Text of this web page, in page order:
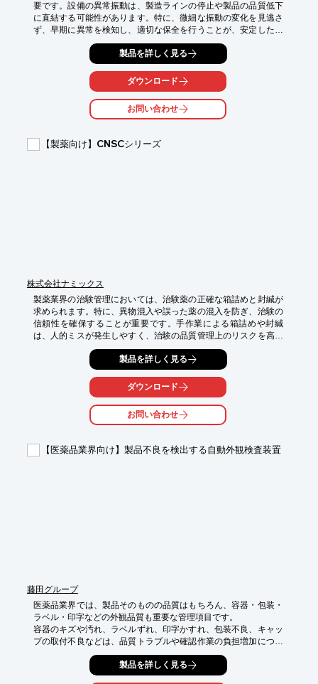
要です。設備の異常振動は、製造ラインの停止や製品の品質低下
に直結する可能性があります。特に、微細な振動の変化を見逃さ
ず、早期に異常を検知し、適切な保全を行うことが、安定した生
産と高い品質を維持するために不可欠です。当社のポータブル振
動計MD-330は、振動状態を数値で可視化し、誰でも同じ基準で
設備診断を行うことを可能にします。
【活用シーン】
・製造ラインの設備点検
・品質管理のための振動モニタリング
・点検品質の標準化
製品を詳しく見る
ダウンロード
お問い合わせ
【製薬向け】CNSCシリーズ
株式会社ナミックス
製薬業界の治験管理においては、治験薬の正確な箱詰めと封緘が
求められます。特に、異物混入や誤った薬の混入を防ぎ、治験の
信頼性を確保することが重要です。手作業による箱詰めや封緘
は、人的ミスが発生しやすく、治験の品質管理上のリスクを高め
る可能性があります。ナミックスカートナー『CNSCシリーズ』
は、オペレーターが製品やカートンを供給するだけで、「箱起こ
し」「封緘」「排出」を自動で行います。
【活用シーン】
・治験薬の箱詰め工程
・品質管理部門での省力化
【導入の効果】
製品を詳しく見る
ダウンロード
お問い合わせ
【医薬品業界向け】製品不良を検出する自動外観検査装置
藤田グループ
医薬品業界では、製品そのものの品質はもちろん、容器・包装・
ラベル・印字などの外観品質も重要な管理項目です。
容器のキズや汚れ、ラベルずれ、印字かすれ、包装不良、キャッ
プの取付不良などは、品質トラブルや確認作業の負担増加につな
がる可能性があります。
本装置は、医薬品の製造・包装・出荷前工程において、容器や包
装状態をカメラで撮像し、画像処理により外観不良を自動判定す
製品を詳しく見る